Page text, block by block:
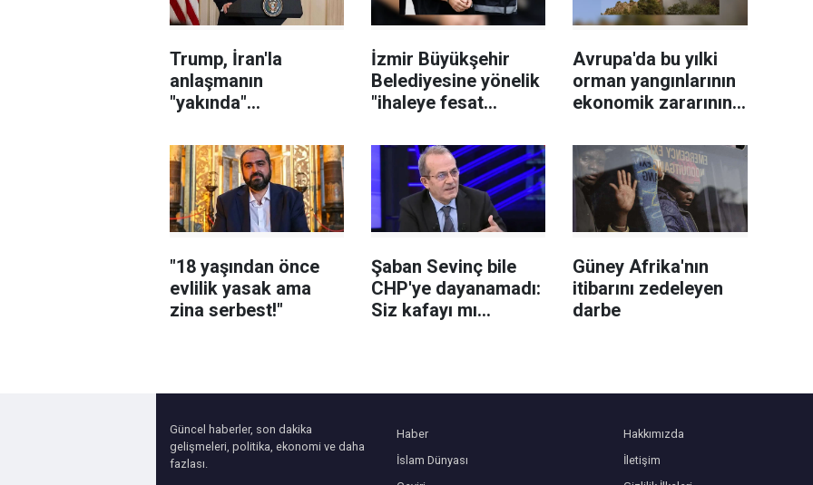
Trump, İran'la
anlaşmanın
"yakında"
söyledi
İzmir Büyükşehir
Belediyesine yönelik
"ihaleye fesat
soruşturmasında 2
şüpheli tutuklandı
Avrupa'da bu yılki
orman yangınlarının
ekonomik zararının
geçtiği tahmin
ediliyor
"18 yaşından önce
evlilik yasak ama
zina serbest!"
Şaban Sevinç bile
CHP'ye dayanamadı:
Siz kafayı mı
Güney Afrika'nın
itibarını zedeleyen
darbe
Güncel haberler, son dakika
gelişmeleri, politika, ekonomi ve daha
fazlası.
Haber
İslam Dünyası
Hakkımızda
İletişim